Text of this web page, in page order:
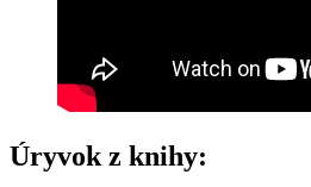
Úryvok z knihy: